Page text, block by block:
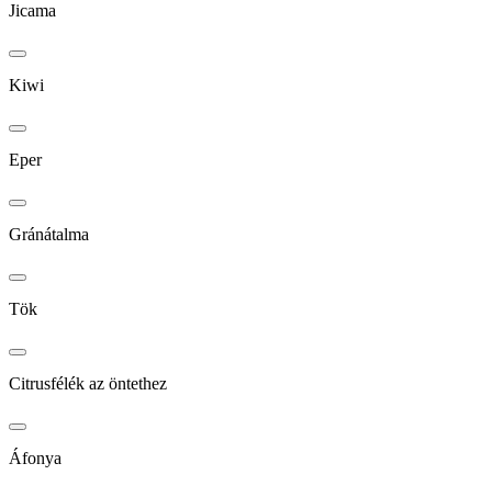
Jicama
Kiwi
Eper
Gránátalma
Tök
Citrusfélék az öntethez
Áfonya